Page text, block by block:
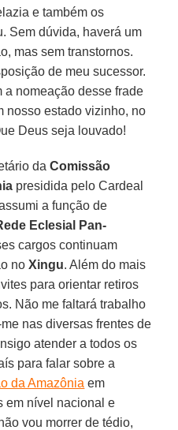
e também os
Sem dúvida, haverá um
mas sem transtornos.
de meu sucessor.
a nomeação desse frade
nosso estado vizinho, no
Deus seja louvado!
daComissão
presidida pelo Cardeal
a função de
Eclesial Pan-
cargos continuam
noXingu. Além do mais
para orientar retiros
Não me faltará trabalho
nas diversas frentes de
atender a todos os
para falar sobre a
da Amazônia em
em nível nacional e
vou morrer de tédio,